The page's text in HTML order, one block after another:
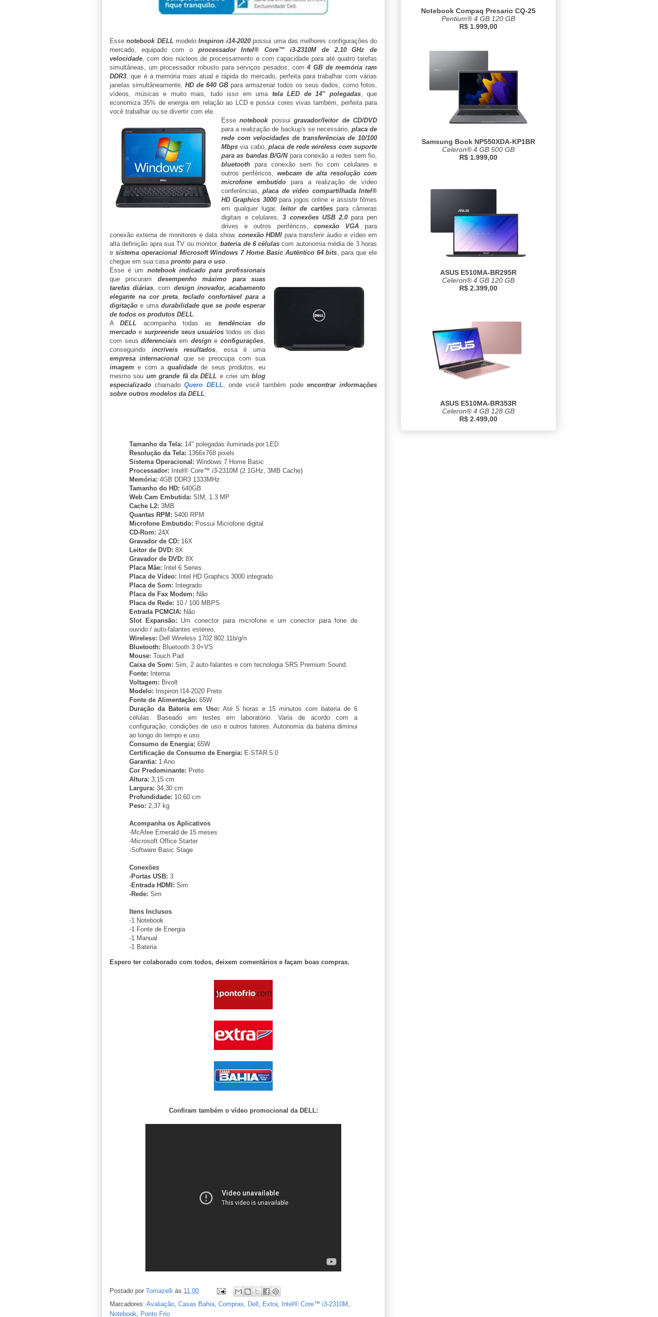
Essenotebook DELL modeloInspiron i14-2020possui uma das melhores configurações do
mercado, equipado com o processador Intel® Core™ i3-2310M de 2.10 GHz de
velocidade, com dois núcleos de processamento e com capacidade para até quatro tarefas
simultâneas, um processador robusto para serviços pesados, com4 GB de memória ram
DDR3, que é a memória mais atual e rápida do mercado, perfeita para trabalhar com várias
janelas simultâneamente, HD de 640 GB para armazenar todos os seus dados, como fotos,
vídeos, músicas e muito mais, tudo isso em uma tela LED de 14" polegadas, que
economiza 35% de energia em relação ao LCD e possui cores vivas também, perfeita para
você trabalhar ou se divertir com ele.
Essenotebook possuigravador/leitor de CD/DVD
para a realização de backup's se necessário, placa de
rede com velocidades de transferências de 10/100
Mbps via cabo,placa de rede wireless com suporte
para as bandas B/G/N para conexão a redes sem fio,
bluetooth para conexão sem fio com celulares e
outros periféricos, webcam de alta resolução com
microfone embutidopara a realização de vídeo
conferências,placa de vídeo compartilhada Intel®
HD Graphics 3000 para jogos online e assistir filmes
em qualquer lugar, leitor de cartõespara câmeras
digitais e celulares,3 conexões USB 2.0para pen
drives e outros periféricos,conexão VGA para
conexão externa de monitores e data show, conexão HDMI para transferir áudio e vídeo em
alta definição apra sua TV ou monitor,bateria de 6 células com autonomia média de 3 horas
e sistema operacional Microsoft Windows 7 Home Basic Autêntico 64 bits, para que ele
chegue em sua casa pronto para o uso.
Esse é um notebook indicado para profissionais
que procuram desempenho máximo para suas
tarefas diárias, com design inovador, acabamento
elegante na cor preta,teclado confortável para a
digitação e uma durabilidade que se pode esperar
de todos os produtos DELL.
ADELL acompanha todas as tendências do
mercado e surpreende seus usuáriostodos os dias
com seusdiferenciaisem designeconfigurações,
conseguindo incríveis resultados, essa é uma
empresa internacional que se preocupa com sua
imageme com a qualidade de seus produtos, eu
mesmo sou um grande fã da DELL e criei umblog
especializado chamadoQuero DELL, onde você também podeencontrar informações
sobre outros modelos da DELL.
Tamanho da Tela: 14" polegadas iluminada por LED
Resolução da Tela: 1366x768 pixels
Sistema Operacional: Windows 7 Home Basic
Processador: Intel® Core™ i3-2310M (2.1GHz, 3MB Cache)
Memória: 4GB DDR3 1333MHz
Tamanho do HD: 640GB
Web Cam Embutida: SIM, 1.3 MP
Cache L2: 3MB
Quantas RPM: 5400 RPM
Microfone Embutido: Possui Microfone digital
CD-Rom: 24X
Gravador de CD: 16X
Leitor de DVD: 8X
Gravador de DVD: 8X
Placa Mãe: Intel 6 Series
Placa de Vídeo: Intel HD Graphics 3000 integrado.
Placa de Som: Integrado
Placa de Fax Modem: Não
Placa de Rede: 10 / 100 MBPS
Entrada PCMCIA: Não
Slot Expansão: Um conector para microfone e um conector para fone de
ouvido / auto-falantes estéreo.
Wireless: Dell Wireless 1702 802.11b/g/n
Bluetooth: Bluetooth 3.0+VS
Mouse: Touch Pad
Caixa de Som: Sim, 2 auto-falantes e com tecnologia SRS Premium Sound.
Fonte: Interna
Voltagem: Bivolt
Modelo: Inspiron I14-2020 Preto
Fonte de Alimentação: 65W
Duração da Bateria em Uso: Até 5 horas e 15 minutos com bateria de 6
células. Baseado em testes em laboratório. Varia de acordo com a
configuração, condições de uso e outros fatores. Autonomia da bateria diminui
ao longo do tempo e uso.
Consumo de Energia: 65W
Certificação de Consumo de Energia: E-STAR 5.0
Garantia: 1 Ano
Cor Predominante: Preto
Altura: 3,15 cm
Largura: 34,30 cm
Profundidade: 10,60 cm
Peso: 2,37 kg
Acompanha os Aplicativos
-McAfee Emerald de 15 meses
-Microsoft Office Starter
-Software Basic Stage
Conexões
-Portas USB: 3
-Entrada HDMI: Sim
-Rede: Sim
Itens Inclusos
-1 Notebook
-1 Fonte de Energia
-1 Manual
-1 Bateria
Espero ter colaborado com todos, deixem comentários e façam boas compras.
Confiram também o vídeo promocional da DELL:
Postado por Tomazelli às 11:00
Marcadores: Avaliação, Casas Bahia, Compras, Dell , Extra, Intel® Core™ i3-2310M ,
Notebook, Ponto Frio
Notebook Compaq Presario CQ-25
Pentium® 4 GB 120 GB
R$ 1.999,00
Samsung Book NP550XDA-KP1BR
Celeron® 4 GB 500 GB
R$ 1.999,00
ASUS E510MA-BR295R
Celeron® 4 GB 120 GB
R$ 2.399,00
ASUS E510MA-BR353R
Celeron® 4 GB 128 GB
R$ 2.499,00